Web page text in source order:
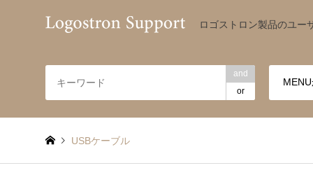
ロゴストロン製品のユー
and
or
USBケーブル